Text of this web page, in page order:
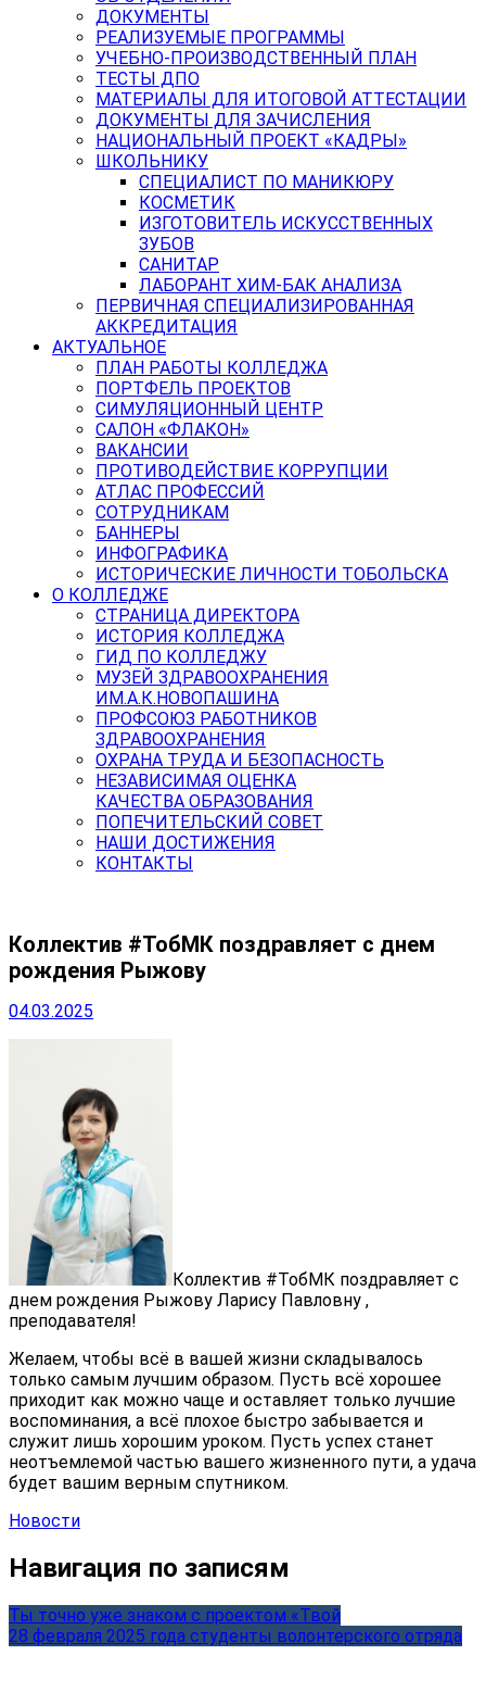
ДОКУМЕНТЫ
РЕАЛИЗУЕМЫЕ ПРОГРАММЫ
УЧЕБНО-ПРОИЗВОДСТВЕННЫЙ ПЛАН
ТЕСТЫ ДПО
МАТЕРИАЛЫ ДЛЯ ИТОГОВОЙ АТТЕСТАЦИИ
ДОКУМЕНТЫ ДЛЯ ЗАЧИСЛЕНИЯ
НАЦИОНАЛЬНЫЙ ПРОЕКТ «КАДРЫ»
ШКОЛЬНИКУ
СПЕЦИАЛИСТ ПО МАНИКЮРУ
КОСМЕТИК
ИЗГОТОВИТЕЛЬ ИСКУССТВЕННЫХ
ЗУБОВ
САНИТАР
ЛАБОРАНТ ХИМ-БАК АНАЛИЗА
ПЕРВИЧНАЯ СПЕЦИАЛИЗИРОВАННАЯ
АККРЕДИТАЦИЯ
АКТУАЛЬНОЕ
ПЛАН РАБОТЫ КОЛЛЕДЖА
ПОРТФЕЛЬ ПРОЕКТОВ
СИМУЛЯЦИОННЫЙ ЦЕНТР
САЛОН «ФЛАКОН»
ВАКАНСИИ
ПРОТИВОДЕЙСТВИЕ КОРРУПЦИИ
АТЛАС ПРОФЕССИЙ
СОТРУДНИКАМ
БАННЕРЫ
ИНФОГРАФИКА
ИСТОРИЧЕСКИЕ ЛИЧНОСТИ ТОБОЛЬСКА
О КОЛЛЕДЖЕ
СТРАНИЦА ДИРЕКТОРА
ИСТОРИЯ КОЛЛЕДЖА
ГИД ПО КОЛЛЕДЖУ
МУЗЕЙ ЗДРАВООХРАНЕНИЯ
ИМ.А.К.НОВОПАШИНА
ПРОФСОЮЗ РАБОТНИКОВ
ЗДРАВООХРАНЕНИЯ
ОХРАНА ТРУДА И БЕЗОПАСНОСТЬ
НЕЗАВИСИМАЯ ОЦЕНКА
КАЧЕСТВА ОБРАЗОВАНИЯ
ПОПЕЧИТЕЛЬСКИЙ СОВЕТ
НАШИ ДОСТИЖЕНИЯ
КОНТАКТЫ
Коллектив #ТобМК поздравляет с днем
рождения Рыжову
04.03.2025
Коллектив #ТобМК поздравляет с
днем рождения Рыжову Ларису Павловну ,
преподавателя!
Желаем, чтобы всё в вашей жизни складывалось
только самым лучшим образом. Пусть всё хорошее
приходит как можно чаще и оставляет только лучшие
воспоминания, а всё плохое быстро забывается и
служит лишь хорошим уроком. Пусть успех станет
неотъемлемой частью вашего жизненного пути, а удача
будет вашим верным спутником.
Новости
Навигация по записям
Ты точно уже знаком с проектом «Твой
28 февраля 2025 года студенты волонтерского отряда